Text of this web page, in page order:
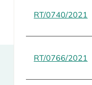
RT/0740/2021
RT/0766/2021